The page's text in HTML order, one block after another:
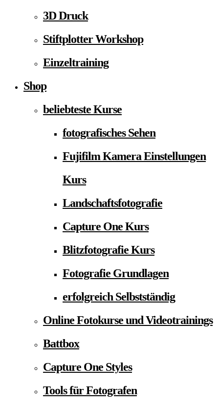
3D Druck
Stiftplotter Workshop
Einzeltraining
Shop
beliebteste Kurse
fotografisches Sehen
Fujifilm Kamera Einstellungen
Kurs
Landschaftsfotografie
Capture One Kurs
Blitzfotografie Kurs
Fotografie Grundlagen
erfolgreich Selbstständig
Online Fotokurse und Videotrainings
Battbox
Capture One Styles
Tools für Fotografen